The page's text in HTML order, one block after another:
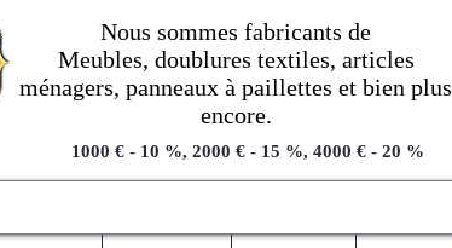
Nous sommes fabricants de
Meubles, doublures textiles, articles
ménagers, panneaux à paillettes et bien plus
encore.
1000 € - 10 %, 2000 € - 15 %, 4000 € - 20 %